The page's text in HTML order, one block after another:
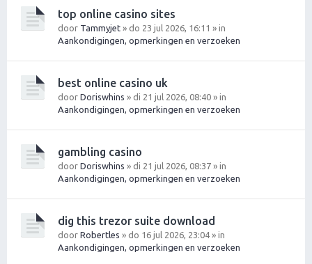
top online casino sites
door Tammyjet » do 23 jul 2026, 16:11 » in
Aankondigingen, opmerkingen en verzoeken
best online casino uk
door Doriswhins » di 21 jul 2026, 08:40 » in
Aankondigingen, opmerkingen en verzoeken
gambling casino
door Doriswhins » di 21 jul 2026, 08:37 » in
Aankondigingen, opmerkingen en verzoeken
dig this trezor suite download
door Robertles » do 16 jul 2026, 23:04 » in
Aankondigingen, opmerkingen en verzoeken